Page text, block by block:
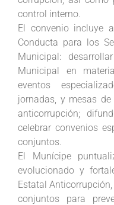
control interno.
El convenio incluye
Conducta para los
Municipal:
Municipal en
eventos
jornadas, y mesas
anticorrupción;
celebrar convenios
conjuntos.
El Munícipe
evolucionado y
Estatal
conjuntos para